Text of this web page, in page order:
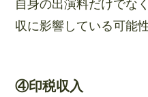
自身の出演料だけでな
収に影響している可能
④印税収入